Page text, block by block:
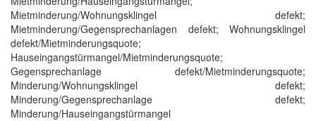
Mietminderung/Wohnungsklingel defekt;
Mietminderung/Gegensprechanlagen defekt; Wohnungsklingel
defekt/Mietminderungsquote;
Hauseingangstürmangel/Mietminderungsquote;
Gegensprechanlage defekt/Mietminderungsquote;
Minderung/Wohnungsklingel defekt;
Minderung/Gegensprechanlage defekt;
Minderung/Hauseingangstürmangel